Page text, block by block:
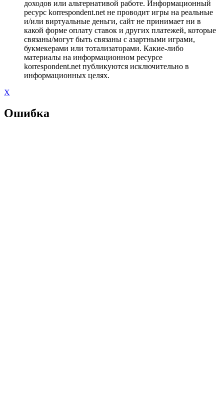
доходов или альтернативой работе. Информационный
ресурс korrespondent.net не проводит игры на реальные
и/или виртуальные деньги, сайт не принимает ни в
какой форме оплату ставок и других платежей, которые
связаны/могут быть связаны с азартными играми,
букмекерами или тотализаторами. Какие-либо
материалы на информационном ресурсе
korrespondent.net публикуются исключительно в
информационных целях.
X
Ошибка